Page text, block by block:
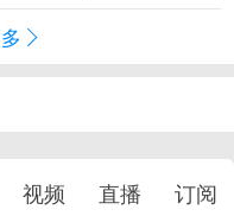
视频 直播
订阅